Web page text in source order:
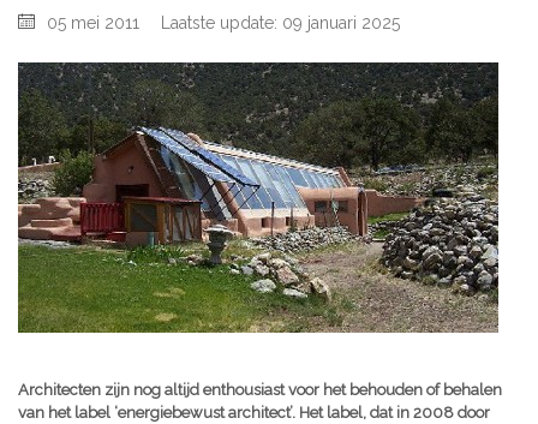
05 mei 2011 Laatste update: 09 januari 2025
Architecten zijn nog altijd enthousiast voor het behouden of behalen
van het label ‘energiebewust architect’. Het label, dat in 2008 door